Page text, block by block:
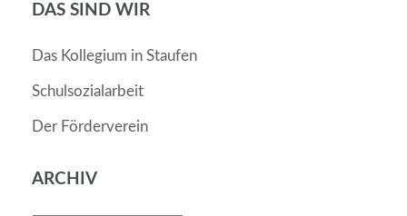
DAS SIND WIR
Das Kollegium in Staufen
Schulsozialarbeit
Der Förderverein
ARCHIV